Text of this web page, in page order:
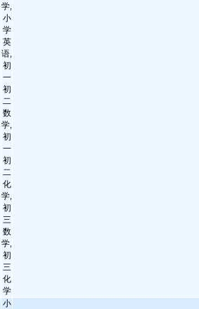
学,
小
学
英
语,
初
一
初
二
数
学,
初
一
初
二
化
学,
初
三
数
学,
初
三
化
学
小